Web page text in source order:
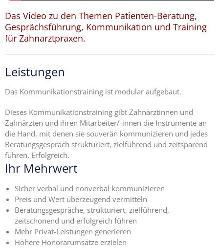
Das Video zu den Themen Patienten-Beratung,
Gesprächsführung, Kommunikation und Training
für Zahnarztpraxen.
Leistungen
Das Kommunikationstraining ist modular aufgebaut.
Dieses Kommunikationstraining gibt Zahnärztinnen und
Zahnärzten und ihren Mitarbeiter/-innen die Instrumente an
die Hand, mit denen sie souverän kommunizieren und jedes
Beratungsgespräch strukturiert, zielführend und zeitsparend
führen. Erfolgreich.
Ihr Mehrwert
Sicher verbal und nonverbal kommunizieren
Preis und Wert überzeugend vermitteln
Beratungsgespräche, strukturiert, zielführend,
zeitschonend und erfolgreich führen
Mehr Privat-Leistungen generieren
Höhere Honorarumsätze erzielen
Ängste,
Blockaden
und
Zahnärzte
Blog
Kontakt